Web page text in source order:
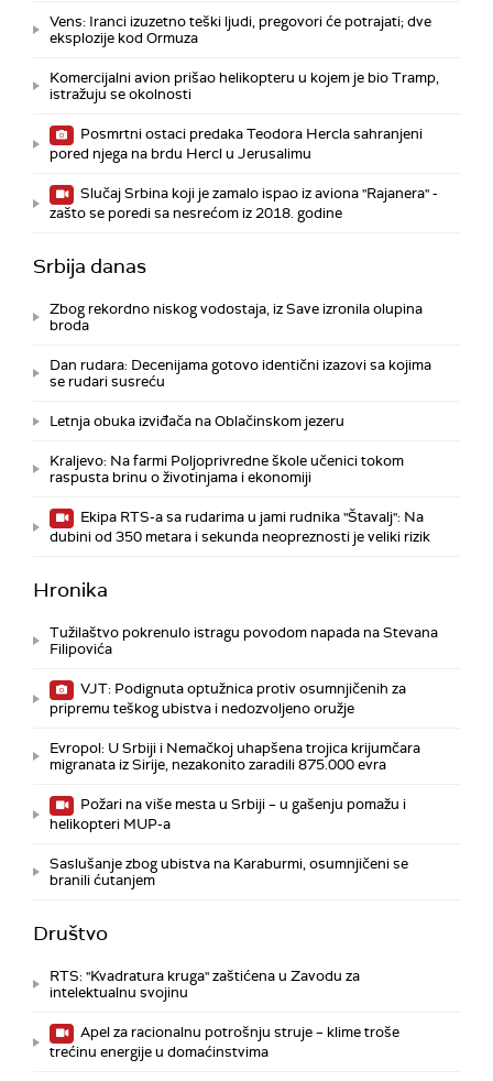
Vens: Iranci izuzetno teški ljudi, pregovori će potrajati; dve
eksplozije kod Ormuza
Komercijalni avion prišao helikopteru u kojem je bio Tramp,
istražuju se okolnosti
Posmrtni ostaci predaka Teodora Hercla sahranjeni
pored njega na brdu Hercl u Jerusalimu
Slučaj Srbina koji je zamalo ispao iz aviona "Rajanera" -
zašto se poredi sa nesrećom iz 2018. godine
Srbija danas
Zbog rekordno niskog vodostaja, iz Save izronila olupina
broda
Dan rudara: Decenijama gotovo identični izazovi sa kojima
se rudari susreću
Letnja obuka izviđača na Oblačinskom jezeru
Kraljevo: Na farmi Poljoprivredne škole učenici tokom
raspusta brinu o životinjama i ekonomiji
Ekipa RTS-a sa rudarima u jami rudnika "Štavalj": Na
dubini od 350 metara i sekunda neopreznosti je veliki rizik
Hronika
Tužilaštvo pokrenulo istragu povodom napada na Stevana
Filipovića
VJT: Podignuta optužnica protiv osumnjičenih za
pripremu teškog ubistva i nedozvoljeno oružje
Evropol: U Srbiji i Nemačkoj uhapšena trojica krijumčara
migranata iz Sirije, nezakonito zaradili 875.000 evra
Požari na više mesta u Srbiji – u gašenju pomažu i
helikopteri MUP-a
Saslušanje zbog ubistva na Karaburmi, osumnjičeni se
branili ćutanjem
Društvo
RTS: "Kvadratura kruga" zaštićena u Zavodu za
intelektualnu svojinu
Apel za racionalnu potrošnju struje – klime troše
trećinu energije u domaćinstvima